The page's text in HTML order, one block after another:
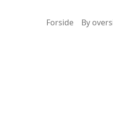
Forside By